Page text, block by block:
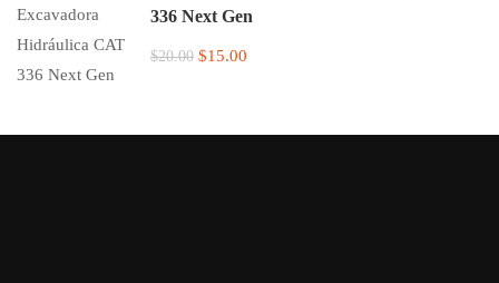
336 Next Gen
$20.00 $15.00